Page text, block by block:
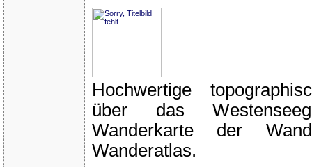
Hochwertige
über das
Wanderkarte der
Wanderatlas.